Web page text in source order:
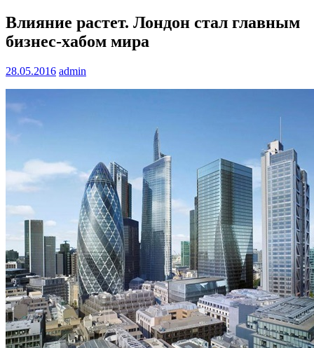
Влияние растет. Лондон стал главным
бизнес-хабом мира
28.05.2016 admin